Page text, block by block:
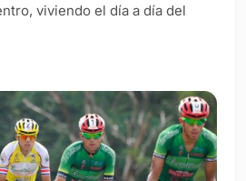
viviendo el día a día del